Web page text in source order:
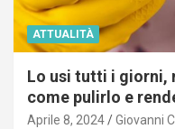
ATTUALITÀ
Lo usi tutti i giorni,
come pulirlo e
Aprile 8, 2024 Giovanni